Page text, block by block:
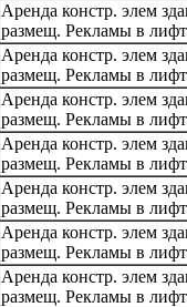
Аренда констр. элем
размещ. Рекламы в
Аренда констр. элем
размещ. Рекламы в
Аренда констр. элем
размещ. Рекламы в
Аренда констр. элем
размещ. Рекламы в
Аренда констр. элем
размещ. Рекламы в
Аренда констр. элем
размещ. Рекламы в
Аренда констр. элем
размещ. Рекламы в